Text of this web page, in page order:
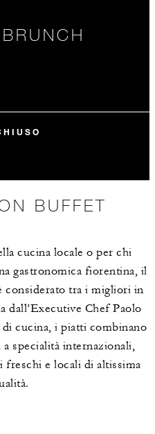
BUFFET
cucina locale o per chi
gastronomica fiorentina, il
considerato tra i migliori in
dall’Executive Chef Paolo
cucina, i piatti combinano
specialità internazionali,
freschi e locali di altissima